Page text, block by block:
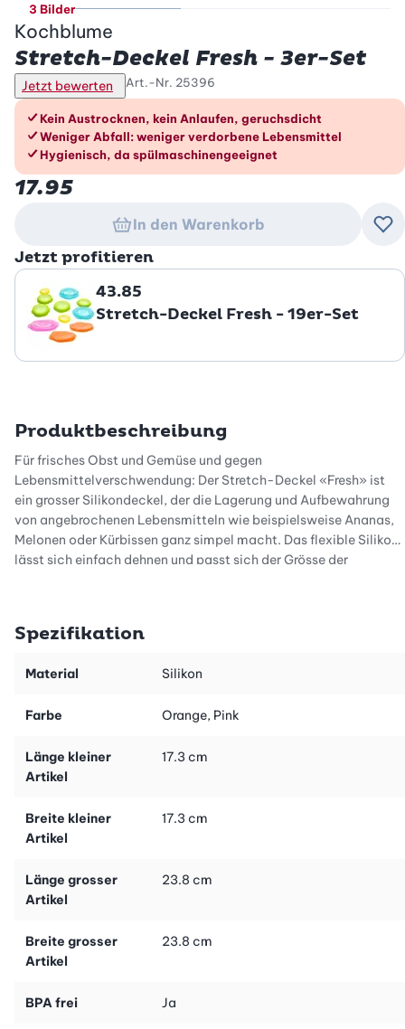
3 Bilder
Kochblume
Stretch-Deckel Fresh - 3er-Set
Jetzt bewerten Art.-Nr. 25396
Die Vorteile im Überblick
Kein Austrocknen, kein Anlaufen, geruchsdicht
Weniger Abfall: weniger verdorbene Lebensmittel
Hygienisch, da spülmaschinengeeignet
17.95
In den Warenkorb
Jetzt profitieren
43.85
Stretch-Deckel Fresh - 19er-Set
Produktbeschreibung
Für frisches Obst und Gemüse und gegen
Lebensmittelverschwendung: Der Stretch-Deckel «Fresh» ist
ein grosser Silikondeckel, der die Lagerung und Aufbewahrung
von angebrochenen Lebensmitteln wie beispielsweise Ananas,
Melonen oder Kürbissen ganz simpel macht. Das flexible Silikon
lässt sich einfach dehnen und passt sich der Grösse der
unterschiedlichen Grössen und Farben enthalten. Das flexible
dass die Schnittkante der Lebensmittel luftdicht abgedeckt ist.
Die Silikondeckel lassen sich bequem und hygienisch in der
Spezifikation
Material Silikon
Farbe Orange, Pink
Länge kleiner
Artikel
17.3 cm
Breite kleiner
Artikel
17.3 cm
Länge grosser
Artikel
23.8 cm
Breite grosser
Artikel
23.8 cm
BPA frei Ja